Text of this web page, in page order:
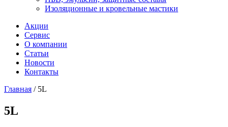
Изоляционные и кровельные мастики
Акции
Сервис
О компании
Статьи
Новости
Контакты
Главная / 5L
5L